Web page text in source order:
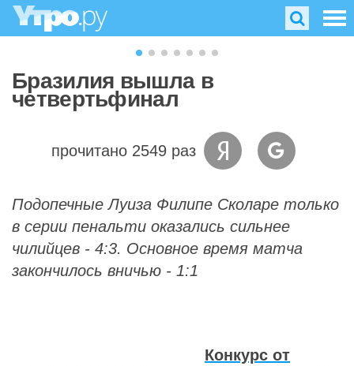
Бразилия вышла в
четвертьфинал
прочитано 2549 раз
Подопечные Луиза Филипе Сколаре только
в серии пенальти оказались сильнее
чилийцев - 4:3. Основное время матча
закончилось вничью - 1:1
Конкурс от